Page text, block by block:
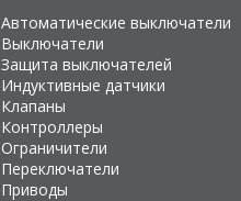
Автоматические выключатели
Выключатели
Защита выключателей
Индуктивные датчики
Клапаны
Контроллеры
Ограничители
Переключатели
Приводы